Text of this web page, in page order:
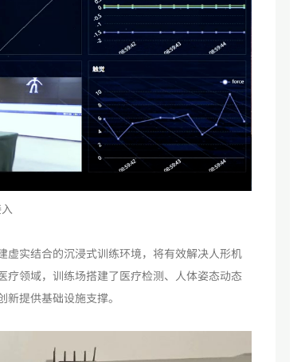
实结合的沉浸式训练环境，将有效解决人形机
领域，训练场搭建了医疗检测、人体姿态动态
提供基础设施支撑。